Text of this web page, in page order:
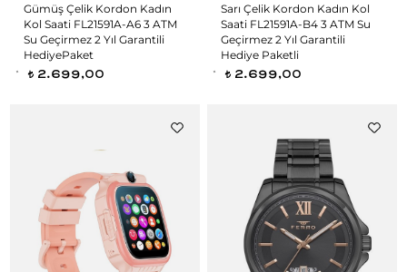
Gümüş Çelik Kordon Kadın
Kol Saati FL21591A-A6 3 ATM
Su Geçirmez 2 Yıl Garantili
HediyePaket
t 2.699,00
Sarı Çelik Kordon Kadın Kol
Saati FL21591A-B4 3 ATM Su
Geçirmez 2 Yıl Garantili
Hediye Paketli
t 2.699,00